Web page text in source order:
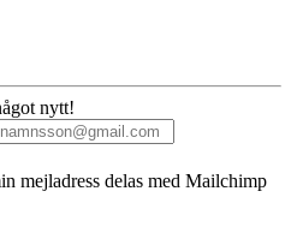
nytt!
mejladress delas med Mailchimp